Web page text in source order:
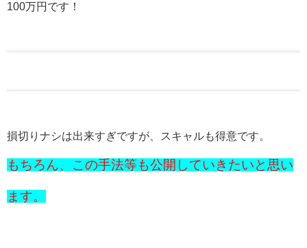
100万円です！
損切りナシは出来すぎですが、スキャルも得意です。
もちろん、この手法等も公開していきたいと思い
ます。